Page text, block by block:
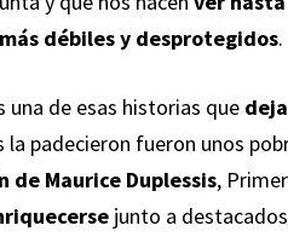
débiles y desprotegidos.
de esas historias que
padecieron fueron unos
de Maurice Duplessis,
junto a